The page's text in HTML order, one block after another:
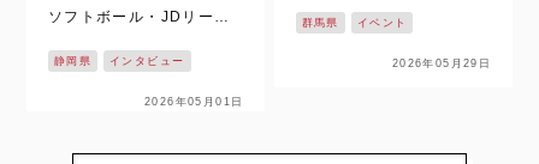
ソフトボール・JDリーグ
開幕！！ 静岡県掛川市を
拠点に活動し、悲願の日本
静岡県 インタビュー
2026年05月01日
くの国際大会でも、表彰台
に上がってきた日本代表。
群馬県 イベント
2026年05月29日